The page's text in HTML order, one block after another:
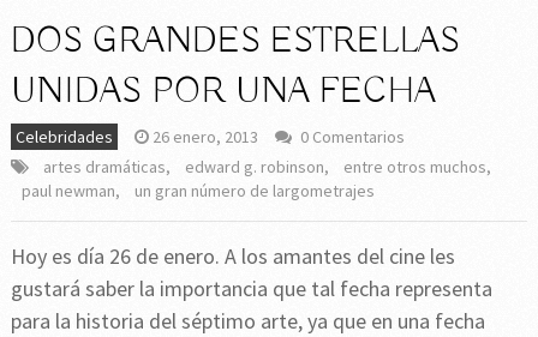
DOS GRANDES ESTRELLAS
UNIDAS POR UNA FECHA
Celebridades 26 enero, 2013
0 Comentarios
artes dramáticas, edward g. robinson, entre otros muchos,
paul newman, un gran número de largometrajes
Hoy es día 26 de enero. A los amantes del cine les
gustará saber la importancia que tal fecha representa
para la historia del séptimo arte, ya que en una fecha